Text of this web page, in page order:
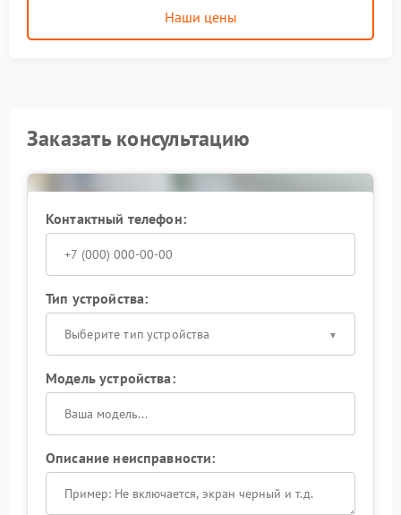
Наши цены
Заказать консультацию
Контактный телефон:
Тип устройства:
Выберите тип устройства
Модель устройства:
Описание неисправности: